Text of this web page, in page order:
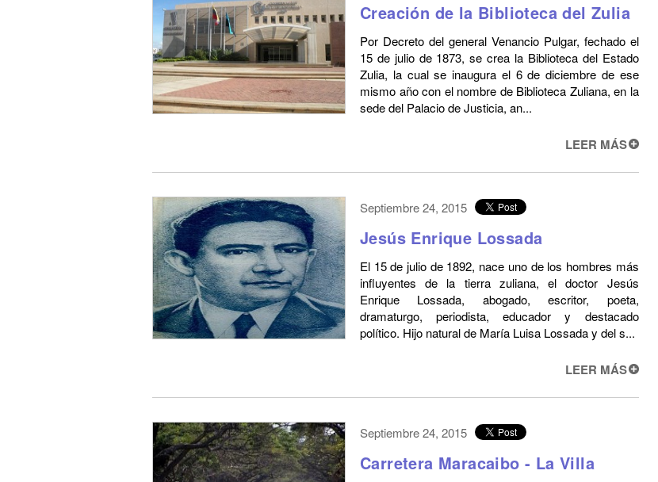
Creación de la Biblioteca del Zulia
Por Decreto del general Venancio Pulgar, fechado el
15 de julio de 1873, se crea la Biblioteca del Estado
Zulia, la cual se inaugura el 6 de diciembre de ese
mismo año con el nombre de Biblioteca Zuliana, en la
sede del Palacio de Justicia, an...
LEER MÁS
Septiembre 24, 2015
Jesús Enrique Lossada
El 15 de julio de 1892, nace uno de los hombres más
influyentes de la tierra zuliana, el doctor Jesús
Enrique Lossada, abogado, escritor, poeta,
dramaturgo, periodista, educador y destacado
político. Hijo natural de María Luisa Lossada y del s...
LEER MÁS
Septiembre 24, 2015
Carretera Maracaibo - La Villa